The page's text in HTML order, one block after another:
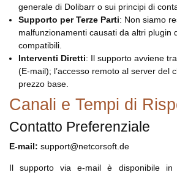
generale di Dolibarr o sui principi di
Supporto per Terze Parti: Non siamo
malfunzionamenti causati da altri plugin
compatibili.
Interventi Diretti: Il supporto avviene
(E-mail); l’accesso remoto al server del
prezzo base.
Canali e Tempi di
Contatto Preferenziale
E-mail: support@netcorsoft.de
Il supporto via e-mail è disponibile in